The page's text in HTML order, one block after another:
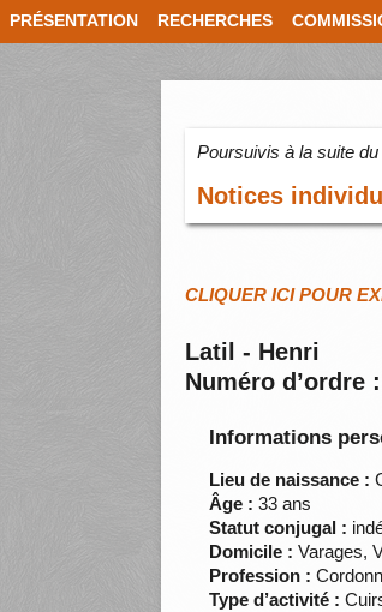
PRÉSENTATION RECHERCHES
Poursuivis à la suite
Notices
CLIQUER ICI POUR
Latil - Henri
Numéro d’ordre
Informations
Lieu de naissance :
Âge : 33 ans
Statut conjugal :
Domicile : Varages,
Profession :
Type d’activité :